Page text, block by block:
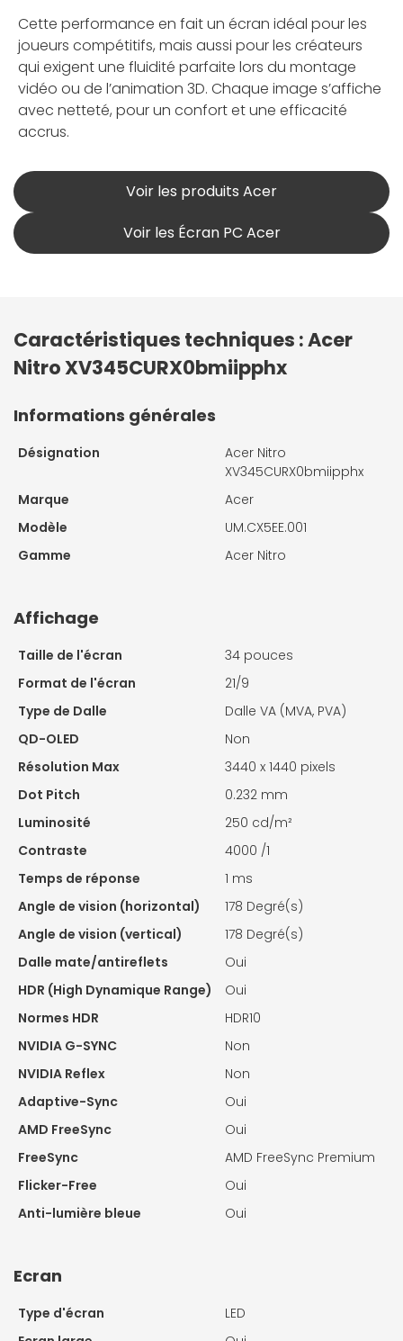
Cette performance en fait un écran idéal pour les
joueurs compétitifs, mais aussi pour les créateurs
qui exigent une fluidité parfaite lors du montage
vidéo ou de l’animation 3D. Chaque image s’affiche
avec netteté, pour un confort et une efficacité
accrus.
Voir les produits Acer
Voir les Écran PC Acer
Caractéristiques techniques : Acer
Nitro XV345CURX0bmiipphx
Informations générales
Désignation
Acer Nitro
XV345CURX0bmiipphx
Marque
Acer
Modèle
UM.CX5EE.001
Gamme
Acer Nitro
Affichage
Taille de l'écran
34 pouces
Format de l'écran
21/9
Type de Dalle
Dalle VA (MVA, PVA)
QD-OLED
Non
Résolution Max
3440 x 1440 pixels
Dot Pitch
0.232 mm
Luminosité
250 cd/m²
Contraste
4000 /1
Temps de réponse
1 ms
Angle de vision (horizontal)
178 Degré(s)
Angle de vision (vertical)
178 Degré(s)
Dalle mate/antireflets
Oui
HDR (High Dynamique Range)
Oui
Normes HDR
HDR10
NVIDIA G-SYNC
Non
NVIDIA Reflex
Non
Adaptive-Sync
Oui
AMD FreeSync
Oui
FreeSync
AMD FreeSync Premium
Flicker-Free
Oui
Anti-lumière bleue
Oui
Ecran
Type d'écran
LED